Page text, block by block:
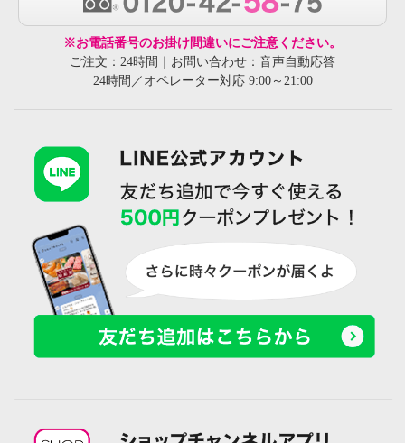
※お電話番号のお掛け間違いにご注意ください。
ご注文：24時間｜お問い合わせ：音声自動応答
24時間／オペレーター対応 9:00～21:00